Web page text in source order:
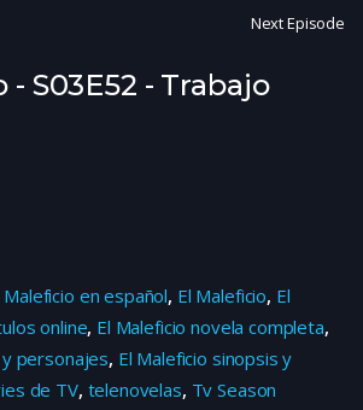
Next Episode
- S03E52 - Trabajo
en español, El Maleficio, El
online, El Maleficio novela completa,
personajes, El Maleficio sinopsis y
de TV, telenovelas, Tv Season